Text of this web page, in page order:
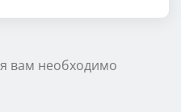
вам необходимо